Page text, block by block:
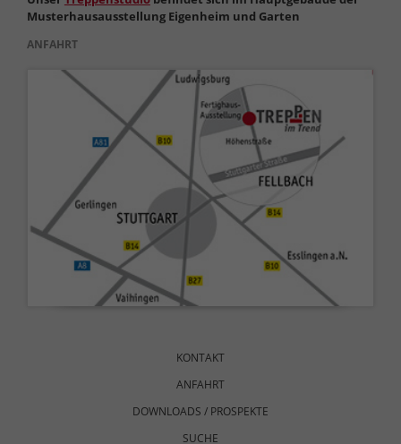
Musterhausausstellung Eigenheim und Garten
ANFAHRT
KONTAKT
ANFAHRT
DOWNLOADS / PROSPEKTE
SUCHE